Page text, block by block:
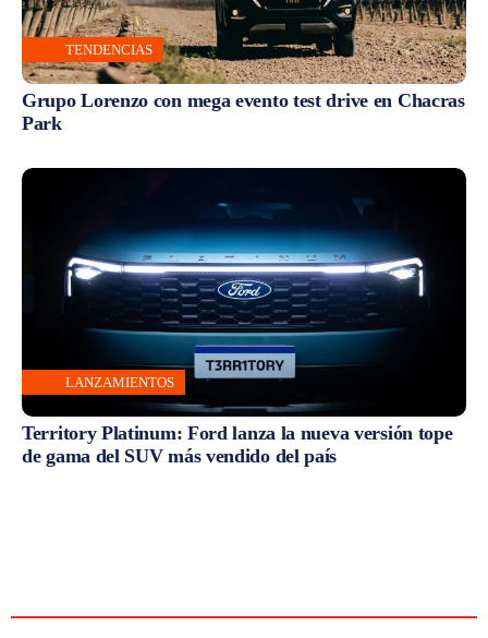
TENDENCIAS
Grupo Lorenzo con mega evento test drive en Chacras
Park
LANZAMIENTOS
Territory Platinum: Ford lanza la nueva versión tope
de gama del SUV más vendido del país